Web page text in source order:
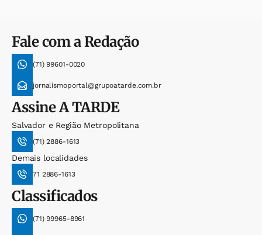
Fale com a Redação
(71) 99601-0020
jornalismoportal@grupoatarde.com.br
AssineA TARDE
Salvador e Região Metropolitana
(71) 2886-1613
Demais localidades
71 2886-1613
Classificados
(71) 99965-8961